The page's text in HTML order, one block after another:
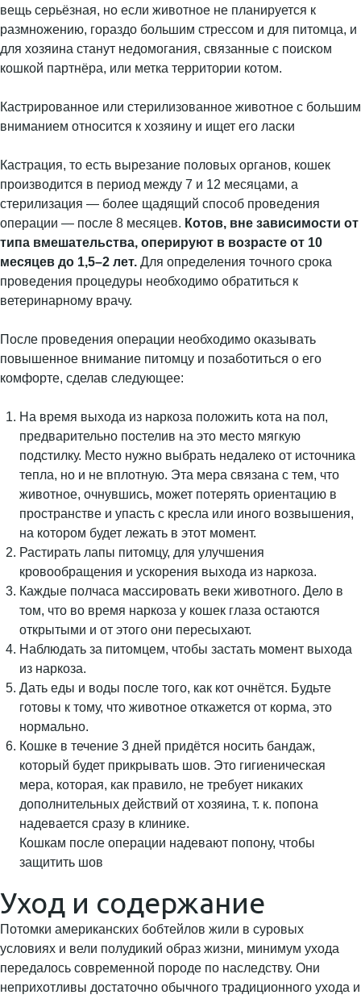
вещь серьёзная, но если животное не планируется к
размножению, гораздо большим стрессом и для питомца, и
для хозяина станут недомогания, связанные с поиском
кошкой партнёра, или метка территории котом.
Кастрированное или стерилизованное животное с большим
вниманием относится к хозяину и ищет его ласки
Кастрация, то есть вырезание половых органов, кошек
производится в период между 7 и 12 месяцами, а
стерилизация — более щадящий способ проведения
операции — после 8 месяцев. Котов, вне зависимости от
типа вмешательства, оперируют в возрасте от 10
месяцев до 1,5–2 лет. Для определения точного срока
проведения процедуры необходимо обратиться к
ветеринарному врачу.
После проведения операции необходимо оказывать
повышенное внимание питомцу и позаботиться о его
комфорте, сделав следующее:
На время выхода из наркоза положить кота на пол,
предварительно постелив на это место мягкую
подстилку. Место нужно выбрать недалеко от источника
тепла, но и не вплотную. Эта мера связана с тем, что
животное, очнувшись, может потерять ориентацию в
пространстве и упасть с кресла или иного возвышения,
на котором будет лежать в этот момент.
Растирать лапы питомцу, для улучшения
кровообращения и ускорения выхода из наркоза.
Каждые полчаса массировать веки животного. Дело в
том, что во время наркоза у кошек глаза остаются
открытыми и от этого они пересыхают.
Наблюдать за питомцем, чтобы застать момент выхода
из наркоза.
Дать еды и воды после того, как кот очнётся. Будьте
готовы к тому, что животное откажется от корма, это
нормально.
Кошке в течение 3 дней придётся носить бандаж,
который будет прикрывать шов. Это гигиеническая
мера, которая, как правило, не требует никаких
дополнительных действий от хозяина, т. к. попона
надевается сразу в клинике.
Кошкам после операции надевают попону, чтобы
защитить шов
Уход и содержание
Потомки американских бобтейлов жили в суровых
условиях и вели полудикий образ жизни, минимум ухода
передалось современной породе по наследству. Они
неприхотливы достаточно обычного традиционного ухода и